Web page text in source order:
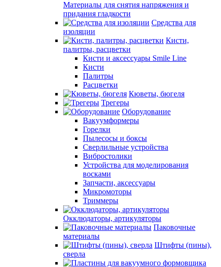
Материалы для снятия напряжения и
придания гладкости
Средства для
изоляции
Кисти,
палитры, расцветки
Кисти и аксессуары Smile Line
Кисти
Палитры
Расцветки
Кюветы, бюгеля
Трегеры
Оборудование
Вакуумформеры
Горелки
Пылесосы и боксы
Сверлильные устройства
Вибростолики
Устройства для моделирования
восками
Запчасти, аксессуары
Микромоторы
Триммеры
Окклюдаторы, артикуляторы
Паковочные
материалы
Штифты (пины),
сверла